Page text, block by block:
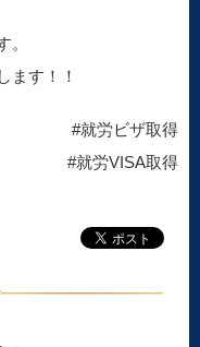
。
ます！！
#就労ビザ取得
#就労VISA取得